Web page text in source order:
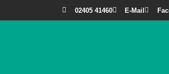
02405 41460 E-Mail